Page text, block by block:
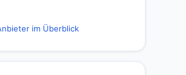
im Überblick